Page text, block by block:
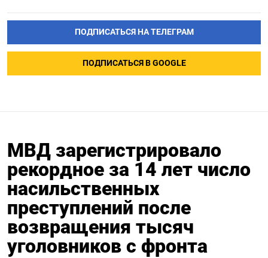
ПОДПИСАТЬСЯ НА ТЕЛЕГРАМ
ПОДПИСАТЬСЯ В GOOGLE
МВД зарегистрировало
рекордное за 14 лет число
насильственных
преступлений после
возвращения тысяч
уголовников с фронта